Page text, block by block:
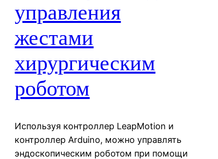
управления
жестами
хирургическим
роботом
Используя контроллер LeapMotion и
контроллер Arduino, можно управлять
эндоскопическим роботом при помощи